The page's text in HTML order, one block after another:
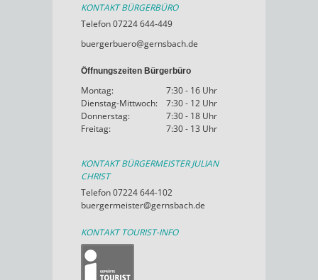
KONTAKT BÜRGERBÜRO
Telefon 07224 644-449
buergerbuero@gernsbach.de
Öffnungszeiten Bürgerbüro
Montag:
7:30 - 16 Uhr
Dienstag-Mittwoch:
7:30 - 12 Uhr
Donnerstag:
7:30 - 18 Uhr
Freitag:
7:30 - 13 Uhr
KONTAKT BÜRGERMEISTER JULIAN
CHRIST
Telefon 07224 644-102
buergermeister@gernsbach.de
KONTAKT TOURIST-INFO